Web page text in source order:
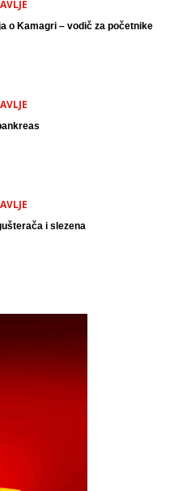
o Kamagri – vodič za početnike
i slezena